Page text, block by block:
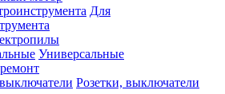
Для
Универсальные
Розетки, выключатели